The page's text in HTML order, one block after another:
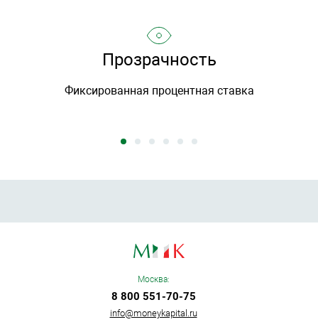
Прозрачность
Фиксированная процентная ставка
Москва:
8 800 551-70-75
info@moneykapital.ru